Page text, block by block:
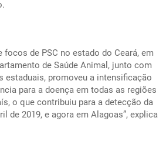
focos de PSC no estado do Ceará, em
de Saúde Animal, junto com
estaduais, promoveu a intensificação
para a doença em todas as regiões
o que contribuiu para a detecção da
de 2019, e agora em Alagoas”, explica